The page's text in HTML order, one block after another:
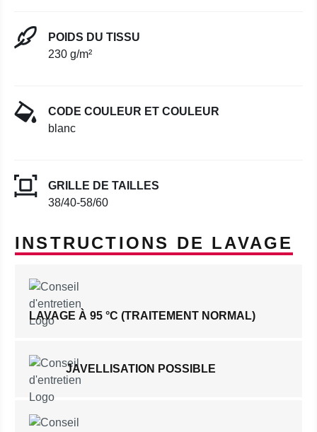
POIDS DU TISSU
230 g/m²
CODE COULEUR ET COULEUR
blanc
GRILLE DE TAILLES
38/40-58/60
INSTRUCTIONS DE LAVAGE
LAVAGE À 95 °C (TRAITEMENT NORMAL)
JAVELLISATION POSSIBLE